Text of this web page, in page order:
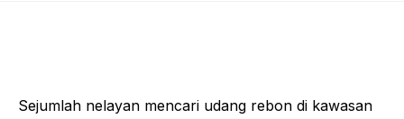
Sejumlah nelayan mencari udang rebon di kawasan